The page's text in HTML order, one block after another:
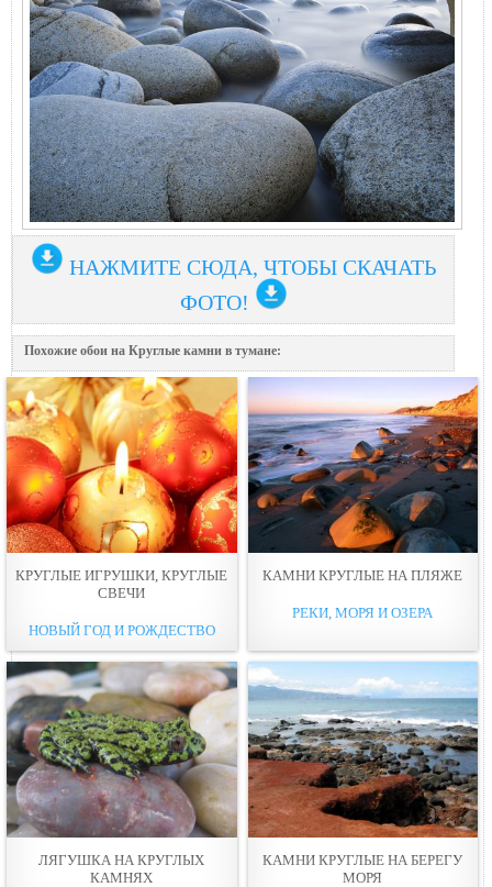
НАЖМИТЕ СЮДА, ЧТОБЫ СКАЧАТЬ
ФОТО!
Похожие обои на Круглые камни в тумане:
КРУГЛЫЕ ИГРУШКИ, КРУГЛЫЕ
СВЕЧИ
НОВЫЙ ГОД И РОЖДЕСТВО
КАМНИ КРУГЛЫЕ НА ПЛЯЖЕ
РЕКИ, МОРЯ И ОЗЕРА
ЛЯГУШКА НА КРУГЛЫХ
КАМНЯХ
КАМНИ КРУГЛЫЕ НА БЕРЕГУ
МОРЯ